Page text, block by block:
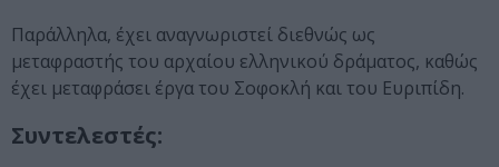
Παράλληλα, έχει αναγνωριστεί διεθνώς ως
μεταφραστής του αρχαίου ελληνικού δράματος, καθώς
έχει μεταφράσει έργα του Σοφοκλή και του Ευριπίδη.
Συντελεστές: